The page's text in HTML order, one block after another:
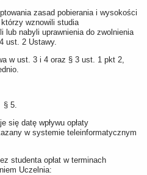
zasad pobierania i wysokości
wznowili studia
lub nabyli uprawnienia do zwolnienia
ust. 2 Ustawy.
w ust. 3 i 4 oraz § 3 ust. 1 pkt 2,
§ 5.
się datę wpływu opłaty
w systemie teleinformatycznym
studenta opłat w terminach
Uczelnia: